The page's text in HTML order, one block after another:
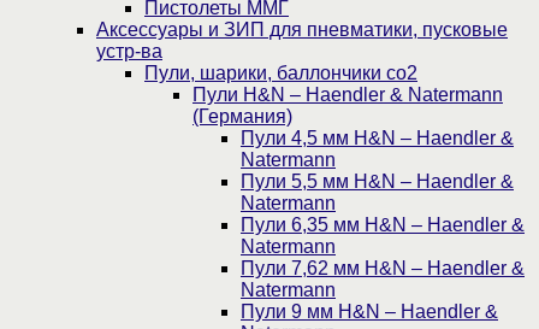
Пистолеты ММГ
Аксессуары и ЗИП для пневматики, пусковые
устр-ва
Пули, шарики, баллончики со2
Пули H&N – Haendler & Natermann
(Германия)
Пули 4,5 мм H&N – Haendler &
Natermann
Пули 5,5 мм H&N – Haendler &
Natermann
Пули 6,35 мм H&N – Haendler &
Natermann
Пули 7,62 мм H&N – Haendler &
Natermann
Пули 9 мм H&N – Haendler &